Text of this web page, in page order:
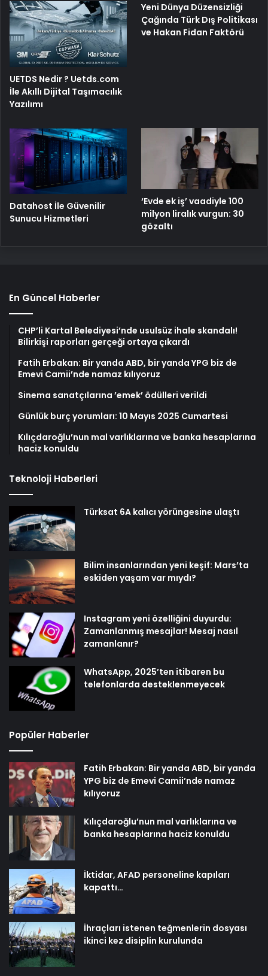
UETDS Nedir ? Uetds.com
İle Akıllı Dijital Taşımacılık
Yazılımı
Yeni Dünya Düzensizliği
Çağında Türk Dış Politikası
ve Hakan Fidan Faktörü
Datahost İle Güvenilir
Sunucu Hizmetleri
‘Evde ek iş’ vaadiyle 100
milyon liralık vurgun: 30
gözaltı
En Güncel Haberler
CHP’li Kartal Belediyesi’nde usulsüz ihale skandalı!
Bilirkişi raporları gerçeği ortaya çıkardı
Fatih Erbakan: Bir yanda ABD, bir yanda YPG biz de
Emevi Camii’nde namaz kılıyoruz
Sinema sanatçılarına ’emek’ ödülleri verildi
Günlük burç yorumları: 10 Mayıs 2025 Cumartesi
Kılıçdaroğlu’nun mal varlıklarına ve banka hesaplarına
haciz konuldu
Teknoloji Haberleri
Türksat 6A kalıcı yörüngesine ulaştı
Bilim insanlarından yeni keşif: Mars’ta
eskiden yaşam var mıydı?
Instagram yeni özelliğini duyurdu:
Zamanlanmış mesajlar! Mesaj nasıl
zamanlanır?
WhatsApp, 2025’ten itibaren bu
telefonlarda desteklenmeyecek
Popüler Haberler
Fatih Erbakan: Bir yanda ABD, bir yanda
YPG biz de Emevi Camii’nde namaz
kılıyoruz
Kılıçdaroğlu’nun mal varlıklarına ve
banka hesaplarına haciz konuldu
İktidar, AFAD personeline kapıları
kapattı…
İhraçları istenen teğmenlerin dosyası
ikinci kez disiplin kurulunda